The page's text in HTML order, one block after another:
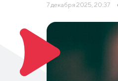
7 декабря 2025, 20:37